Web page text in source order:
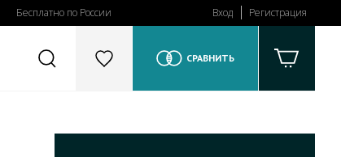
Бесплатно по России Вход Регистрация
СРАВНИТЬ